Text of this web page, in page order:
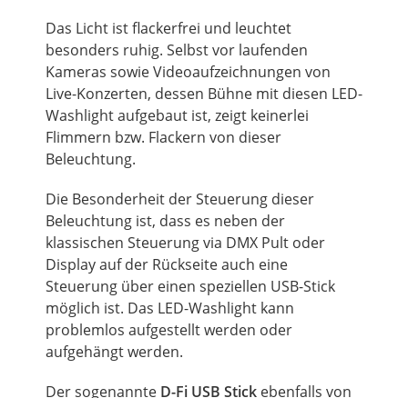
Das Licht ist flackerfrei und leuchtet
besonders ruhig. Selbst vor laufenden
Kameras sowie Videoaufzeichnungen von
Live-Konzerten, dessen Bühne mit diesen LED-
Washlight aufgebaut ist, zeigt keinerlei
Flimmern bzw. Flackern von dieser
Beleuchtung.
Die Besonderheit der Steuerung dieser
Beleuchtung ist, dass es neben der
klassischen Steuerung via DMX Pult oder
Display auf der Rückseite auch eine
Steuerung über einen speziellen USB-Stick
möglich ist. Das LED-Washlight kann
problemlos aufgestellt werden oder
aufgehängt werden.
Der sogenannte D-Fi USB Stick ebenfalls von